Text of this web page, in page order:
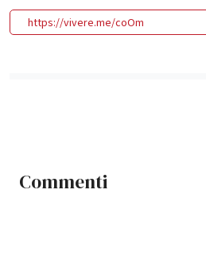
https://vivere.me/coOm
Commenti